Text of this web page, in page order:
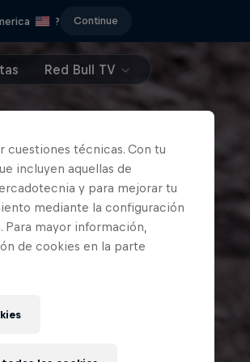
? Continue
Red Bull TV
cuestiones técnicas. Con tu
incluyen aquellas de
y para mejorar tu
mediante la configuración
mayor información,
de cookies en la parte